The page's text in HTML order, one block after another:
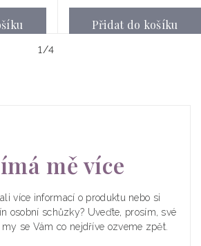
Přidat do košíku
1/z4
mě více
více informací o produktu nebo si
osobní schůzky? Uveďte, prosím, své
my se Vám co nejdříve ozveme zpět.